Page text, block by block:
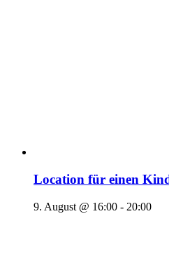
Location für einen
9. August @ 16:00 - 20:00